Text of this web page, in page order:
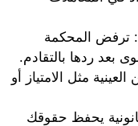
المحكمة
ردها بالتقادم.
مثل الامتياز أو
يحفظ حقوقك